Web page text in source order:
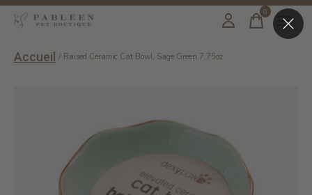
0items
Accueil / Raised Ceramic Cat Bowl, Sage Green 7.75oz